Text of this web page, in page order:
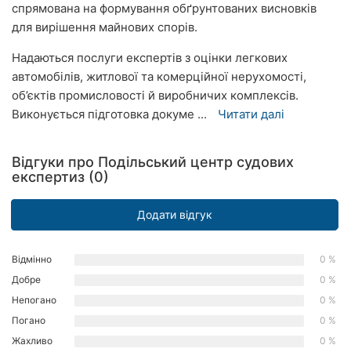
Рівне
Одеса
Кропивницький
Харків
Львів
Миколаїв
спрямована на формування обґрунтованих висновків
для вирішення майнових спорів.
Надаються послуги експертів з оцінки легкових
автомобілів, житлової та комерційної нерухомості,
об’єктів промисловості й виробничих комплексів.
Виконується підготовка докуме ...
Читати далі
Відгуки про Подільський центр судових
експертиз (0)
Додати відгук
Відмінно
0 %
Добре
0 %
Непогано
0 %
Погано
0 %
Жахливо
0 %